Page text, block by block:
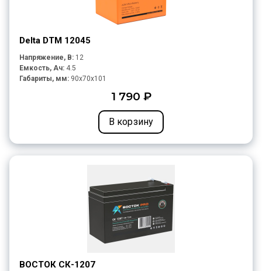
Delta DTM 12045
Напряжение, В: 12
Емкость, Ач: 4.5
Габариты, мм: 90x70x101
1 790 ₽
В корзину
ВОСТОК СК-1207